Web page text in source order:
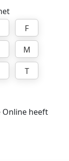
F
M
T
Online heeft